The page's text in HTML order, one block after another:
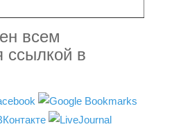
всем
ссылкой в